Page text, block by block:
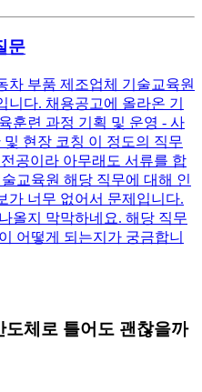
문
차 부품 제조업체 기술교육원
니다. 채용공고에 올라온 기
훈련 과정 기획 및 운영 - 사
및 현장 코칭 이 정도의 직무
공이라 아무래도 서류를 합
교육원 해당 직무에 대해 인
가 너무 없어서 문제입니다.
올지 막막하네요. 해당 직무
어떻게 되는지가 궁금합니
체로 틀어도 괜찮을까